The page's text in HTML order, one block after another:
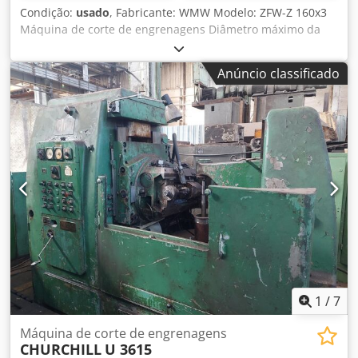
Condição: usado, Fabricante: WMW Modelo: ZFW-Z 160x3
Máquina de corte de engrenagens Diâmetro máximo da
peça: aprox. 160 mm Módulo máximo: 3 Operação manual
e semiautomática Estrutura: Máquina robusta e de
precisão projetada para alta precisão na produção de
engrenagens Chjdpfx Aeyy N Hyof Rja Por tempo limitado:
10.000 Euros por 1x máquina de corte de engrenagens
WMW 2x máquinas de laminar roscas WMW UPW25!!!!
Apenas por tempo limitado 2x WMW UPW25 1x máquina
de corte de engrenagens WMW Tudo por apenas 10.000
Euros!!!!
Anúncio classificado
1 /7
Máquina de corte de engrenagens
CHURCHILL U 3615